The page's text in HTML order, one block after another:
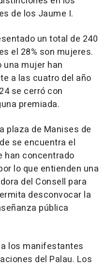
de los Jaume I.
un total de 240
el 28% son mujeres.
una mujer han
a las cuatro del año
se cerró con
premiada.
plaza de Manises de
se encuentra el
han concentrado
lo que entienden una
del Consell para
desconvocar la
pública
los manifestantes
del Palau. Los